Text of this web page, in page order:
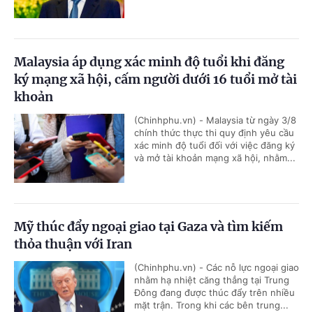
Malaysia áp dụng xác minh độ tuổi khi đăng
ký mạng xã hội, cấm người dưới 16 tuổi mở tài
khoản
(Chinhphu.vn) - Malaysia từ ngày 3/8
chính thức thực thi quy định yêu cầu
xác minh độ tuổi đối với việc đăng ký
và mở tài khoản mạng xã hội, nhằm...
Mỹ thúc đẩy ngoại giao tại Gaza và tìm kiếm
thỏa thuận với Iran
(Chinhphu.vn) - Các nỗ lực ngoại giao
nhằm hạ nhiệt căng thẳng tại Trung
Đông đang được thúc đẩy trên nhiều
mặt trận. Trong khi các bên trung...